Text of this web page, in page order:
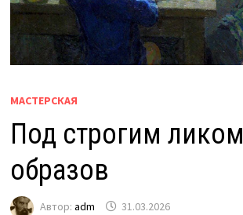
МАСТЕРСКАЯ
Под строгим ликом
образов
Автор: adm 31.03.2026